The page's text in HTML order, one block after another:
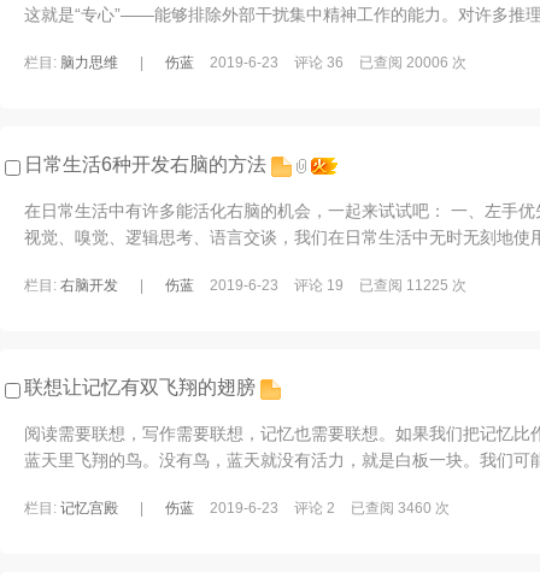
这就是“专心”——能够排除外部干扰集中精神工作的能力。对许多推
栏目: 脑力思维 伤蓝 2019-6-23 评论 36 已查阅 20006 次
日常生活6种开发右脑的方法
在日常生活中有许多能活化右脑的机会，一起来试试吧： 一、左手
视觉、嗅觉、逻辑思考、语言交谈，我们在日常生活中无时无刻地使
栏目: 右脑开发 伤蓝 2019-6-23 评论 19 已查阅 11225 次
联想让记忆有双飞翔的翅膀
阅读需要联想，写作需要联想，记忆也需要联想。如果我们把记忆比
蓝天里飞翔的鸟。没有鸟，蓝天就没有活力，就是白板一块。我们可
栏目: 记忆宫殿 伤蓝 2019-6-23 评论 2 已查阅 3460 次